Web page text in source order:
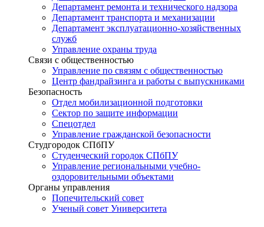
Департамент ремонта и технического надзора
Департамент транспорта и механизации
Департамент эксплуатационно-хозяйственных
служб
Управление охраны труда
Связи с общественностью
Управление по связям с общественностью
Центр фандрайзинга и работы с выпускниками
Безопасность
Отдел мобилизационной подготовки
Сектор по защите информации
Спецотдел
Управление гражданской безопасности
Студгородок СПбПУ
Студенческий городок СПбПУ
Управление региональными учебно-
оздоровительными объектами
Органы управления
Попечительский совет
Ученый совет Университета